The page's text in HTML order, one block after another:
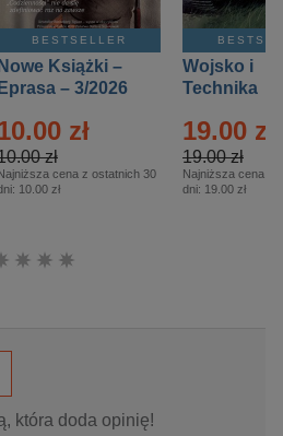
BESTSELLER
Nowe Książki –
Eprasa – 3/2026
zł
zł
cena z ostatnich 30
10.00 zł
Wojsko i
Technika
– 2/2026
19.00 zł
19.00 zł
Najniższa cena z
dni: 19.00 zł
która doda opinię!